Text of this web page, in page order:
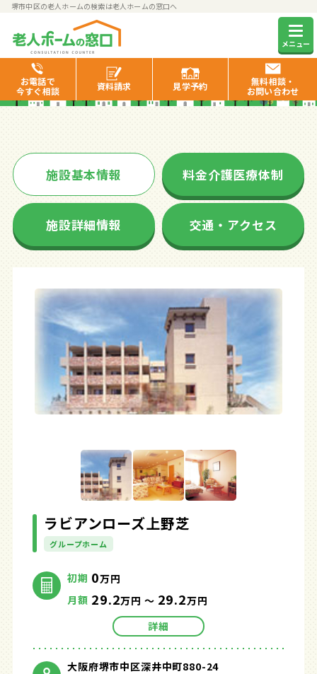
堺市中区の老人ホームの検索は老人ホームの窓口へ
メニュー
お電話で
今すぐ相談
資料請求 見学予約
無料相談・
お問い合わせ
ラビアンローズ上野芝
施設基本情報 料金介護医療体制
施設詳細情報 交通・アクセス
ラビアンローズ上野芝
グループホーム
初期 0万円
月額 29.2万円 ～ 29.2万円
詳細
大阪府堺市中区深井中町880-24